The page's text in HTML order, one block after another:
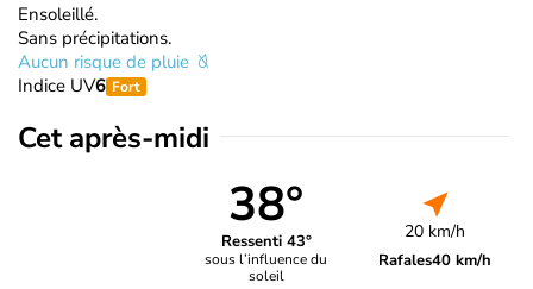
Ensoleillé.
Sans précipitations.
Aucun risque de pluie
Indice UV6 Fort
Cet après-midi
38°
Ressenti 43°
sous l’influence du
soleil
20 km/h
Rafales40 km/h